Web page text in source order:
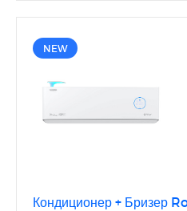
NEW
Кондиционер + Бризер